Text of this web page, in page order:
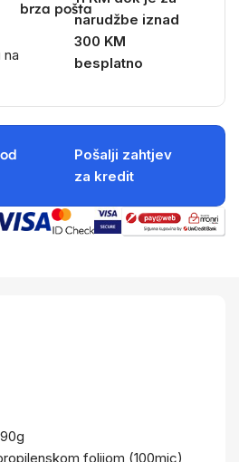
brza pošta
na
narudžbe iznad
300 KM
besplatno
Pošalji zahtjev
za kredit
folijom (100mic)